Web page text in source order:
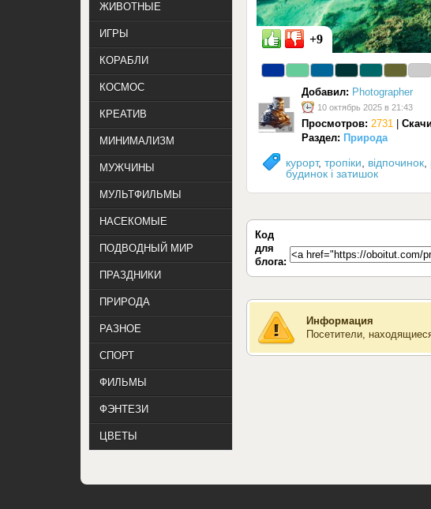
курорт, тропіки відпочинок
будинок і затишок
Добавил: Photographer
10 октябрь 2025 в 21:43
Просмотров: 2731
+9
Раздел: Природа
Код
для
блога:
Информация
Посетители,
ЖИВОТНЫЕ
ИГРЫ
КОРАБЛИ
КОСМОС
КРЕАТИВ
МИНИМАЛИЗМ
МУЖЧИНЫ
МУЛЬТФИЛЬМЫ
НАСЕКОМЫЕ
ПОДВОДНЫЙ МИР
ПРАЗДНИКИ
ПРИРОДА
РАЗНОЕ
СПОРТ
ФИЛЬМЫ
ФЭНТЕЗИ
ЦВЕТЫ